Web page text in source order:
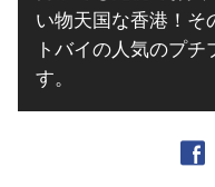
い物天国な香港！そ
トバイの人気のプ
す。